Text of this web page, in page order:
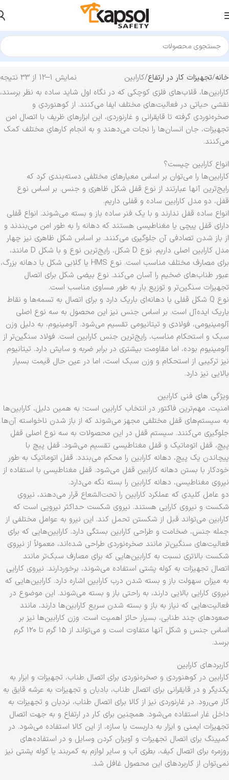
خانه تجهیزات کار در ارتفاع کارابین
نمایش 1–12 از 33 نتیجه
کارابین‌ها، قلاب‌های فلزی کوچکی که در نگاه اول شاید ساده به نظر برسند،
نقشی حیاتی در فعالیت‌های مختلف ایفا می‌کنند. از کوهنوردی و
صخره‌نوردی گرفته تا قایقرانی و غارنوردی، این ابزارهای ظریف با اتصال امن
تجهیزات، جان انسان‌ها را نجات می‌دهند و به انجام کارهای مختلف کمک
می‌کنند.
انواع کارابین چیست؟
کارابین‌ها را می‌توان بر اساس معیارهای مختلفی دسته‌بندی کرد که
رایج‌ترین آنها عبارتند از نوع قفل شکل ظاهری و جنس. بر اساس نوع
قفل، دو مدل کارابین ساده و قفلی داریم.
انواع ساده قفل ندارند و با یک فنر ساده باز و بسته می‌شوند. انواع قفلی
دارای قفل پیچی یا مغناطیسی هستند که دهانه را به طور امن می‌بندند و
از باز شدن تصادفی آن جلوگیری می‌کنند. بر اساس شکل ظاهری نیز چهار
مدل کارابین اصلی داریم. نوع D شکل، رایج‌ترین نوع و با شکل D مانند،
برای مصارف مختلف مناسب است. نوع HMS یا گلابی شکل با دهانه بزرگ،
عبور طناب‌های ضخیم را آسان می‌کند. نوع بیضی شکل برای اتصال
تجهیزات سنگین‌تر و توزیع بار به طور مساوی مناسب است.
نوع Q شکل قفلی با دهانه‌ای باریک دارد و برای اتصال به تسمه‌ها و نقاط
باریک ایده‌آل است. بر اساس جنس نیز این محصول به سه نوع اصلی
آلومینیومی، فولادی و تیتانیومی تقسیم می‌شود. آلومینیوم، به دلیل وزن
سبک و استحکام مناسب، رایج‌ترین جنس کارابین است. فولاد سنگین‌تر از
آلومینیوم بوده، اما مقاومت بیشتری در برابر ضربه و سایش دارد. تیتانیوم
نیز ترکیبی از استحکام و وزن سبک است، اما در عین حال قیمت بسیار
بالایی نیز دارد.
ویژگی های فنی کارابین
امنیت، مهم‌ترین فاکتور در انتخاب کارابین است؛ به همین دلیل، کارابین‌ها
به سیستم‌های قفل مختلفی مجهز می‌شوند که از باز شدن ناخواسته آن‌ها
جلوگیری می‌کنند. سیستم قفل در این محصولات به سه نوع اصلی قفل
پیچ، قفل اتوماتیک و قفل مغناطیسی تقسیم می‌شود. قفل پیچ با
پیچاندن یک پیچ، دهانه کارابین را محکم می‌بندد. قفل اتوماتیک به طور
خودکار با بستن دهانه کارابین قفل می‌شود. قفل مغناطیسی با استفاده از
نیروی مغناطیسی، دهانه کارابین را بسته نگه می‌دارد.
دو عامل کلیدی که عملکرد کارابین را تحت‌الشعاع قرار می‌دهند، نیروی
شکست و نیروی کارایی هستند. نیروی شکست حداکثر نیرویی است که
کارابین می‌تواند قبل از شکستن تحمل کند. این نیرو به عوامل مختلفی از
جمله جنس، ضخامت و طراحی کارابین بستگی دارد. کارابین‌هایی که برای
فعالیت‌های سنگین‌تر مانند صخره‌نوردی طراحی شده‌اند، معمولاً از نیروی
شکست بالاتری نسبت به کارابین‌هایی که برای مصارف سبک‌تر مانند
اتصال تجهیزات به کوله پشتی استفاده می‌شوند، برخوردارند. نیروی کارایی
به میزان سهولت باز و بسته شدن درب کارابین اشاره دارد. کارابین‌هایی که
نیروی کارایی بالایی دارند، به راحتی باز و بسته می‌شوند. این موضوع در
فعالیت‌هایی که نیاز به باز و بسته شدن سریع کارابین‌ها دارند، مانند
صعودهای چند طنابی، بسیار حائز اهمیت است. وزن کارابین‌ها نیز بر
اساس جنس و شکل آنها متفاوت است و می‌تواند از ۱۵ گرم تا ۱۲۰ گرم
برسد.
کاربردهای کارابین
کارابین در کوهنوردی و صخره‌نوردی برای اتصال طناب، تجهیزات و ابزار به
یکدیگر و در قایقرانی برای اتصال طناب، بادبان و تجهیزات به عرشه قایق به
کار می‌رود‌. در غارنوردی نیز از کالا برای اتصال طناب، نردبان و تجهیزات به
داخل غار استفاده می‌شود. همچنین برای کار در ارتفاع و به جهت اتصال
تجهیزات ایمنی و ابزار به داربست یا سازه، از این کالا استفاده می‌شود. در
کمپینگ برای اتصال تجهیزات و آویزان کردن وسایل و در استفاده‌های
روزمره برای اتصال کیف، بطری آب و سایر لوازم به کمربند یا کوله پشتی نیز
نمی‌توان از کاربردهای این محصول غافل شد.